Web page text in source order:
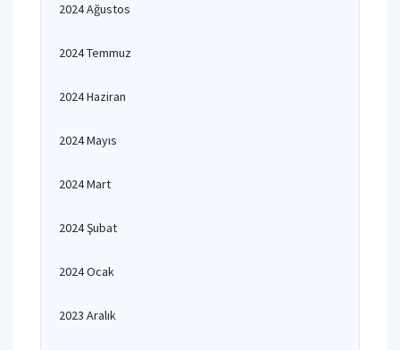
2024 Ağustos
2024 Temmuz
2024 Haziran
2024 Mayıs
2024 Mart
2024 Şubat
2024 Ocak
2023 Aralık